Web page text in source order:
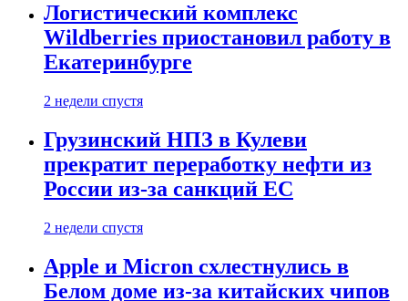
Логистический комплекс
Wildberries приостановил работу в
Екатеринбурге
2 недели спустя
Грузинский НПЗ в Кулеви
прекратит переработку нефти из
России из-за санкций ЕС
2 недели спустя
Apple и Micron схлестнулись в
Белом доме из-за китайских чипов